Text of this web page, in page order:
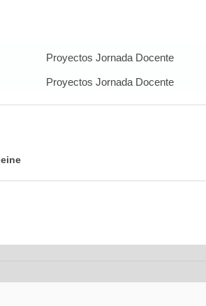
Proyectos Jornada Docente
Proyectos Jornada Docente